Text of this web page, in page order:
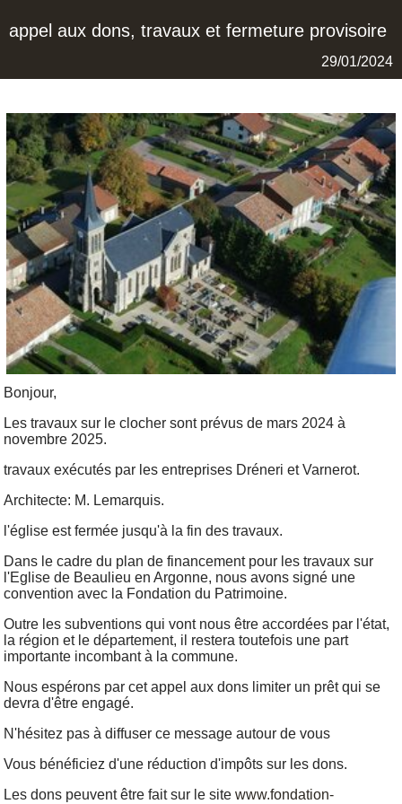
appel aux dons, travaux et fermeture provisoire
29/01/2024
Bonjour,
Les travaux sur le clocher sont prévus de mars 2024 à
novembre 2025.
travaux exécutés par les entreprises Dréneri et Varnerot.
Architecte: M. Lemarquis.
l'église est fermée jusqu'à la fin des travaux.
Dans le cadre du plan de financement pour les travaux sur
l'Eglise de Beaulieu en Argonne, nous avons signé une
convention avec la Fondation du Patrimoine.
Outre les subventions qui vont nous être accordées par l'état,
la région et le département, il restera toutefois une part
importante incombant à la commune.
Nous espérons par cet appel aux dons limiter un prêt qui se
devra d'être engagé.
N'hésitez pas à diffuser ce message autour de vous
Vous bénéficiez d'une réduction d'impôts sur les dons.
Les dons peuvent être fait sur le sitewww.fondation-